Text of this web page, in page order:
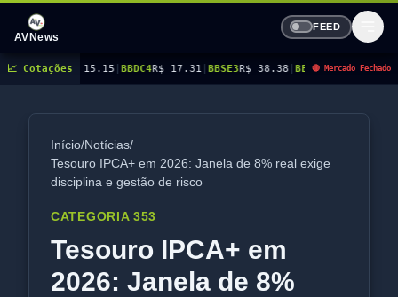
AVNews
FEED
📈 Cotações
|BBDC4R$ 17.31| BBSE3R$ 38.38 BEES3R$ 8.78|BEES4R$ 9.16|
🔴 Mercado Fechado
Início/Notícias/
Tesouro IPCA+ em 2026: Janela de 8% real exige
disciplina e gestão de risco
CATEGORIA 353
Tesouro IPCA+ em
2026: Janela de 8%